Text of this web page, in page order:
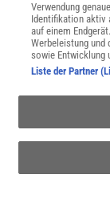
Verwendung
Identifikation aktiv
auf einem
Werbeleistung und
sowie Entwicklung
Liste der Partner